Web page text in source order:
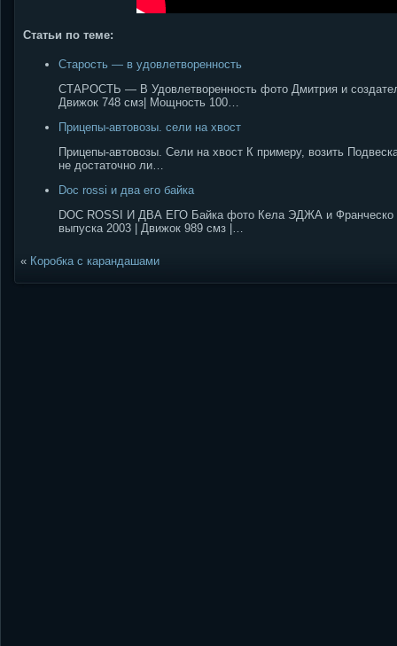
Статьи по теме:
Старость — в удовлетворенность
СТАРОСТЬ — В Удовлетворенность фото Дмитрия и
Движок 748 смз| Мощность 100…
Прицепы-автовозы. сели на хвост
Прицепы-автовозы. Сели на хвост К примеру, возить
не достаточно ли…
Doc rossi и два его байка
DOC ROSSI И ДВА ЕГО Байка фото Кела ЭДЖА и
выпуска 2003 | Движок 989 смз |…
« Коробка с карандашами